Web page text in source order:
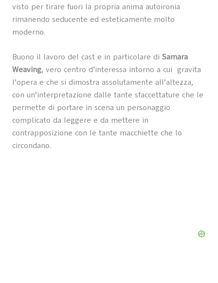
visto per tirare fuori la propria anima autoironia
rimanendo seducente ed esteticamente molto
moderno.
Buono il lavoro del cast e in particolare di Samara
Weaving, vero centro d’interessa intorno a cui gravita
l’opera e che si dimostra assolutamente all’altezza,
con un’interpretazione dalle tante sfaccettature che le
permette di portare in scena un personaggio
complicato da leggere e da mettere in
contrapposizione con le tante macchiette che lo
circondano.